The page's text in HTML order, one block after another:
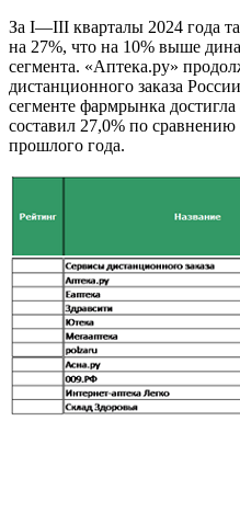
За I—III кварталы 2024 года
на 27%, что на 10% выше
сегмента. «Аптека.ру»
дистанционного заказа
сегменте фармрынка
составил 27,0% по
прошлого года.